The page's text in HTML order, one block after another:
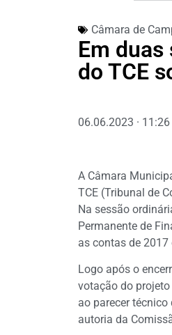
Câmara de
Em
do TCE
06.06.2023 · 11:26
A Câmara
TCE (Tribunal de
Na sessão
Permanente de
as contas de 2017
Logo após o
votação do
ao parecer
autoria da